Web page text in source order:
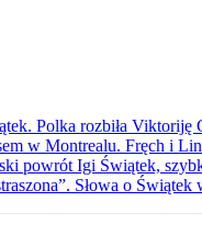
Polka rozbiła Viktoriję
w Montrealu. Fręch i
powrót Igi Świątek,
Słowa o Świątek